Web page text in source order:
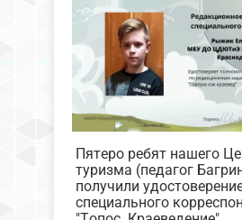
Пятеро ребят нашего
туризма (педагог
получили
специального